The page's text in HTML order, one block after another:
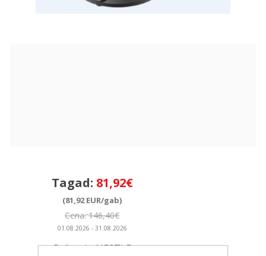
Tagad: 81,92€
(81,92 EUR/gab)
Cena: 146,40€
01.08.2026 - 31.08.2026
Ražotājs:NESTLE